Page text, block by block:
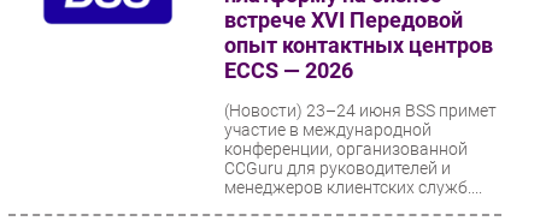
встрече XVI Передовой
опыт контактных центров
ECCS — 2026
(Новости) 23–24 июня BSS примет
участие в международной
конференции, организованной
CCGuru для руководителей и
менеджеров клиентских служб....